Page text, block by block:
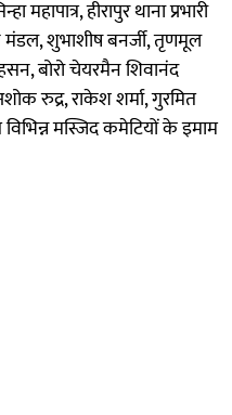
हीरापुर थाना प्रभारी
शुभाशीष बनर्जी, तृणमूल
बोरो चेयरमैन शिवानंद
रुद्र, राकेश शर्मा, गुरमित
मस्जिद कमेटियों के इमाम